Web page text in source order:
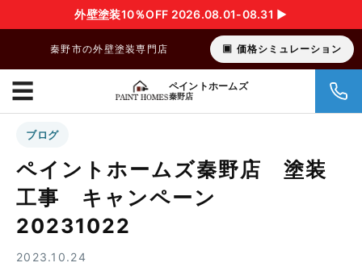
外壁塗装10％OFF 2026.08.01-08.31 ▶︎
秦野市の外壁塗装専門店 価格シミュレーション
ペイントホームズ
秦野店
☰
ブログ
ペイントホームズ秦野店 塗装
工事 キャンペーン
20231022
2023.10.24